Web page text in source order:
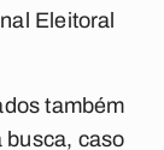
Eleitoral
também
busca, caso